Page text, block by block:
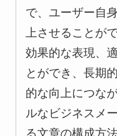
で、ユーザー自
上させることが
効果的な表現、
とができ、長期
的な向上につな
ルなビジネスメ
る文章の構成方